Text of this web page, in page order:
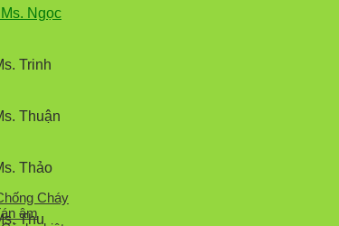
Ngọc
Trinh
Thuận
Thảo
Thu
Cháy
âm